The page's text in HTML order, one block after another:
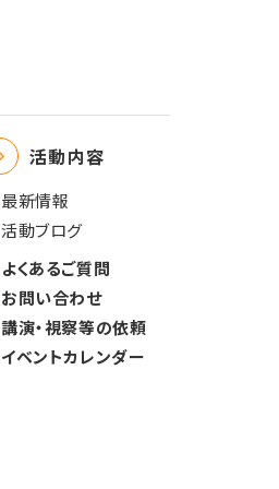
活動内容
最新情報
活動ブログ
よくあるご質問
お問い合わせ
講演・視察等の依頼
イベントカレンダー